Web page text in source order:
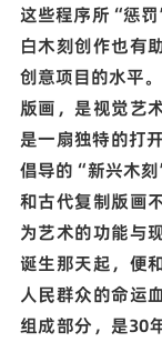
这些程序所“惩
白木刻创作也有
创意项目的水平。
版画，是视觉艺
是一扇独特的打
倡导的“新兴木
和古代复制版画
为艺术的功能与
诞生那天起，便
人民群众的命运
组成部分，是30